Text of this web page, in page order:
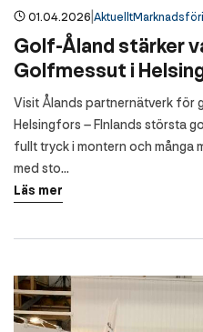
01.04.2026 Aktuellt
Golf-Åland stärker
Golfmessut i
Visit Ålands partnernätverk för
Helsingfors – FInlands största
fullt tryck i montern och många
med sto…
Läs mer